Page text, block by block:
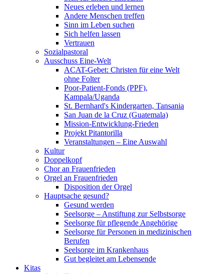
Neues erleben und lernen
Andere Menschen treffen
Sinn im Leben suchen
Sich helfen lassen
Vertrauen
Sozialpastoral
Ausschuss Eine-Welt
ACAT-Gebet: Christen für eine Welt
ohne Folter
Poor-Patient-Fonds (PPF),
Kampala/Uganda
St. Bernhard's Kindergarten, Tansania
San Juan de la Cruz (Guatemala)
Mission-Entwicklung-Frieden
Projekt Pitantorilla
Veranstaltungen – Eine Auswahl
Kultur
Doppelkopf
Chor an Frauenfrieden
Orgel an Frauenfrieden
Disposition der Orgel
Hauptsache gesund?
Gesund werden
Seelsorge – Anstiftung zur Selbstsorge
Seelsorge für pflegende Angehörige
Seelsorge für Personen in medizinischen
Berufen
Seelsorge im Krankenhaus
Gut begleitet am Lebensende
Kitas